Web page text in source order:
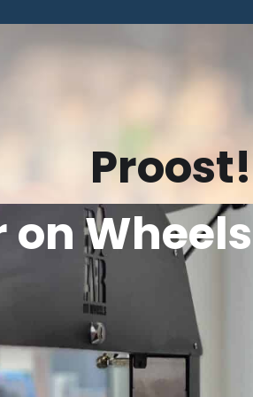
Proost!
on Wheels